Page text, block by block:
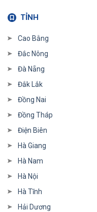
TỈNH
Cao Bằng
Đắc Nông
Đà Nẵng
Đắk Lắk
Đồng Nai
Đồng Tháp
Điện Biên
Hà Giang
Hà Nam
Hà Nội
Hà Tĩnh
Hải Dương